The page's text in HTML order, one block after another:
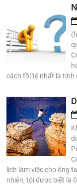
cách tồi tệ nhất là
lịch làm việc cho ông
nhiên, tôi được biết là